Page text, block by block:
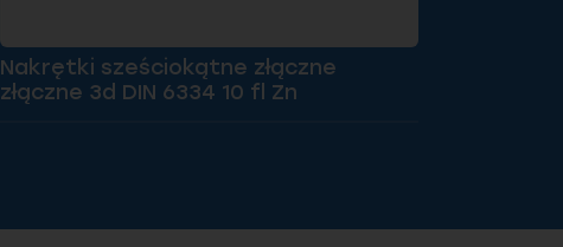
Nakrętki sześciokątne złączne
złączne 3d DIN 6334 10 fl Zn